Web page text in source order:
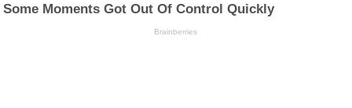
Some Moments Got Out Of Control Quickly
Brainberries